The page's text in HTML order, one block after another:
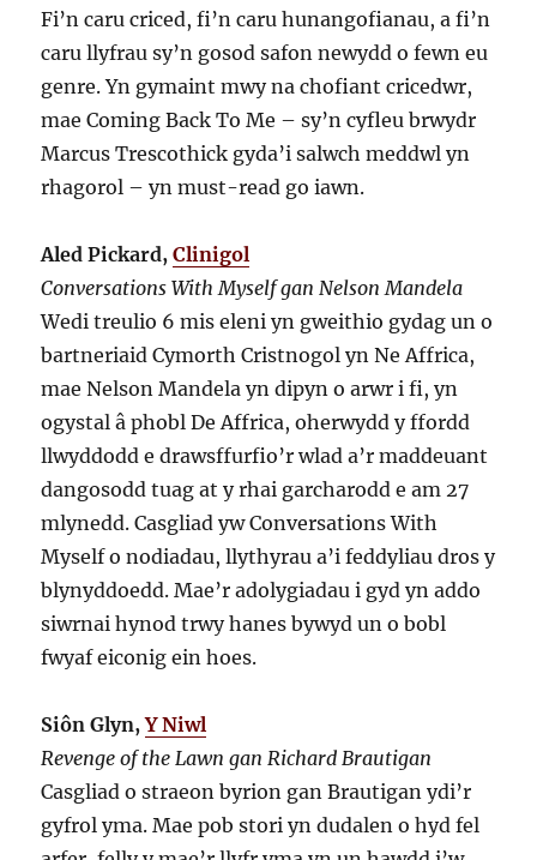
Fi’n caru criced, fi’n caru hunangofianau, a fi’n
caru llyfrau sy’n gosod safon newydd o fewn eu
genre. Yn gymaint mwy na chofiant cricedwr,
mae Coming Back To Me – sy’n cyfleu brwydr
Marcus Trescothick gyda’i salwch meddwl yn
rhagorol – yn must-read go iawn.
Aled Pickard,Clinigol
Conversations With Myself gan Nelson Mandela
Wedi treulio 6 mis eleni yn gweithio gydag un o
bartneriaid Cymorth Cristnogol yn Ne Affrica,
mae Nelson Mandela yn dipyn o arwr i fi, yn
ogystal â phobl De Affrica, oherwydd y ffordd
llwyddodd e drawsffurfio’r wlad a’r maddeuant
dangosodd tuag at y rhai garcharodd e am 27
mlynedd. Casgliad yw Conversations With
Myself o nodiadau, llythyrau a’i feddyliau dros y
blynyddoedd. Mae’r adolygiadau i gyd yn addo
siwrnai hynod trwy hanes bywyd un o bobl
fwyaf eiconig ein hoes.
Siôn Glyn,Y Niwl
Revenge of the Lawn gan Richard Brautigan
Casgliad o straeon byrion gan Brautigan ydi’r
gyfrol yma. Mae pob stori yn dudalen o hyd fel